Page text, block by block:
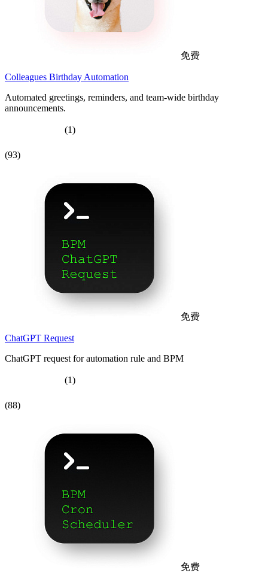
免费
Colleagues Birthday Automation
Automated greetings, reminders, and team-wide birthday
announcements.
(1)
(93)
免费
ChatGPT Request
ChatGPT request for automation rule and BPM
(1)
(88)
免费